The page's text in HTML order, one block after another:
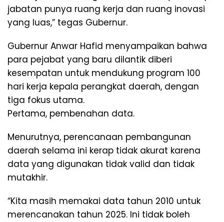
jabatan punya ruang kerja dan ruang inovasi
yang luas,” tegas Gubernur.
Gubernur Anwar Hafid menyampaikan bahwa
para pejabat yang baru dilantik diberi
kesempatan untuk mendukung program 100
hari kerja kepala perangkat daerah, dengan
tiga fokus utama.
Pertama, pembenahan data.
Menurutnya, perencanaan pembangunan
daerah selama ini kerap tidak akurat karena
data yang digunakan tidak valid dan tidak
mutakhir.
“Kita masih memakai data tahun 2010 untuk
merencanakan tahun 2025. Ini tidak boleh